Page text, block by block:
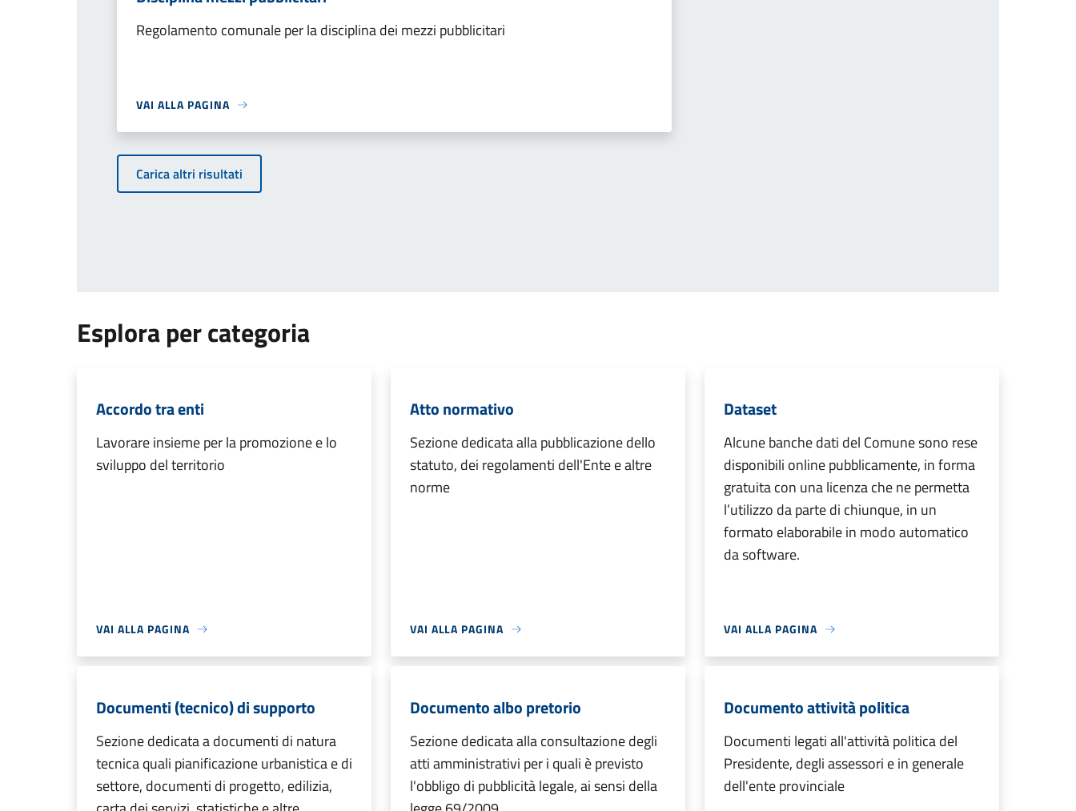
Regolamento comunale per la disciplina dei mezzi pubblicitari
VAI ALLA PAGINA
Carica altri risultati
Esplora per categoria
Accordo tra enti
Lavorare insieme per la promozione e lo
sviluppo del territorio
VAI ALLA PAGINA
Atto normativo
Sezione dedicata alla pubblicazione dello
statuto, dei regolamenti dell'Ente e altre
norme
VAI ALLA PAGINA
Dataset
Alcune banche dati del Comune sono rese
disponibili online pubblicamente, in forma
gratuita con una licenza che ne permetta
l’utilizzo da parte di chiunque, in un
formato elaborabile in modo automatico
da software.
VAI ALLA PAGINA
Documenti (tecnico) di supporto
Sezione dedicata a documenti di natura
tecnica quali pianificazione urbanistica e di
settore, documenti di progetto, edilizia,
Documento albo pretorio
Sezione dedicata alla consultazione degli
atti amministrativi per i quali è previsto
l'obbligo di pubblicità legale, ai sensi della
Documento attività politica
Documenti legati all'attività politica del
Presidente, degli assessori e in generale
dell'ente provinciale